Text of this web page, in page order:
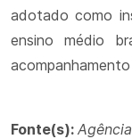
adotado como
ensino médio
Fonte(s):